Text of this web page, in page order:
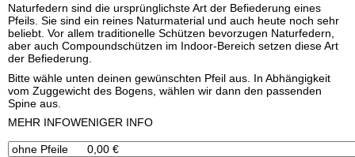
Naturfedern sind die ursprünglichste Art der Befiederung eines
Pfeils. Sie sind ein reines Naturmaterial und auch heute noch sehr
beliebt. Vor allem traditionelle Schützen bevorzugen Naturfedern,
aber auch Compoundschützen im Indoor-Bereich setzen diese Art
der Befiederung.
Bitte wähle unten deinen gewünschten Pfeil aus. In Abhängigkeit
vom Zuggewicht des Bogens, wählen wir dann den passenden
Spine aus.
x
MEHR INFOWENIGER INFO